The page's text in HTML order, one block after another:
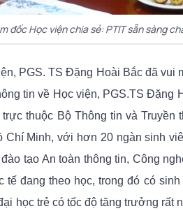
đốc Học viện chia sẻ: PTIT sẵn sàng
PGS. TS Đặng Hoài Bắc đã
tin về Học viện, PGS.TS Đặng
thuộc Bộ Thông tin và
Minh, với hơn 20 ngàn sinh
tạo An toàn thông tin, Công
tế đang theo học, trong đó có
học trẻ có tốc độ tăng trưởng rất